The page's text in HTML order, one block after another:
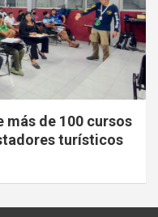
más de 100 cursos
turísticos